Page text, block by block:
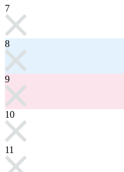
7
8
9
10
11